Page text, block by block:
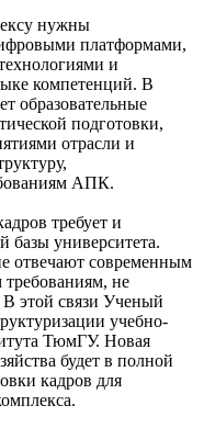
нужны
платформами,
и
компетенций. В
образовательные
подготовки,
отрасли и
АПК.
требует и
базы университета.
отвечают современным
требованиям, не
В этой связи Ученый
учебно-
ТюмГУ. Новая
будет в полной
кадров для